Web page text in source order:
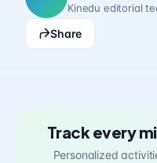
Kinedu editorial
Share
Track every
Personalized